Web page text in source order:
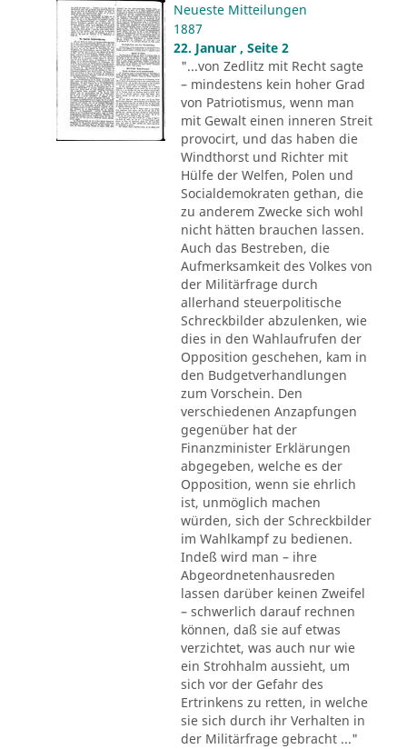
Neueste Mitteilungen
1887
22. Januar , Seite 2
"...von Zedlitz mit Recht sagte
– mindestens kein hoher Grad
von Patriotismus, wenn man
mit Gewalt einen inneren Streit
provocirt, und das haben die
Windthorst und Richter mit
Hülfe der Welfen, Polen und
Socialdemokraten gethan, die
zu anderem Zwecke sich wohl
nicht hätten brauchen lassen.
Auch das Bestreben, die
Aufmerksamkeit des Volkes von
der Militärfrage durch
allerhand steuerpolitische
Schreckbilder abzulenken, wie
dies in den Wahlaufrufen der
Opposition geschehen, kam in
den Budgetverhandlungen
zum Vorschein. Den
verschiedenen Anzapfungen
gegenüber hat der
Finanzminister Erklärungen
abgegeben, welche es der
Opposition, wenn sie ehrlich
ist, unmöglich machen
würden, sich der Schreckbilder
im Wahlkampf zu bedienen.
Indeß wird man – ihre
Abgeordnetenhausreden
lassen darüber keinen Zweifel
– schwerlich darauf rechnen
können, daß sie auf etwas
verzichtet, was auch nur wie
ein Strohhalm aussieht, um
sich vor der Gefahr des
Ertrinkens zu retten, in welche
sie sich durch ihr Verhalten in
der Militärfrage gebracht ..."